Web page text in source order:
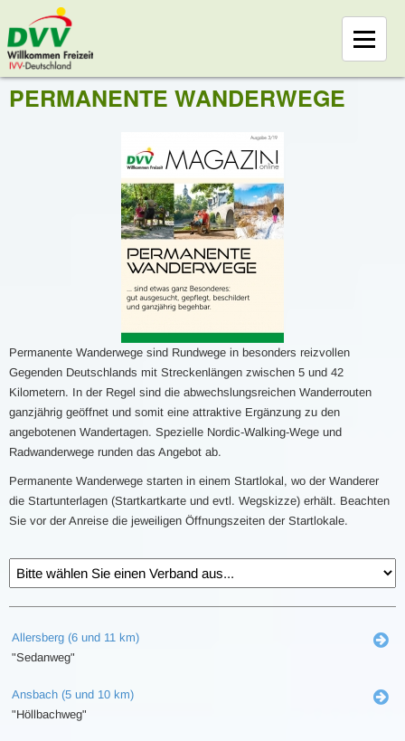
PERMANENTE WANDERWEGE
Permanente Wanderwege sind Rundwege in besonders reizvollen
Gegenden Deutschlands mit Streckenlängen zwischen 5 und 42
Kilometern. In der Regel sind die abwechslungsreichen Wanderrouten
ganzjährig geöffnet und somit eine attraktive Ergänzung zu den
angebotenen Wandertagen. Spezielle Nordic-Walking-Wege und
Radwanderwege runden das Angebot ab.
Permanente Wanderwege starten in einem Startlokal, wo der Wanderer
die Startunterlagen (Startkartkarte und evtl. Wegskizze) erhält. Beachten
Sie vor der Anreise die jeweiligen Öffnungszeiten der Startlokale.
Allersberg (6 und 11 km)
"Sedanweg"
Ansbach (5 und 10 km)
"Höllbachweg"